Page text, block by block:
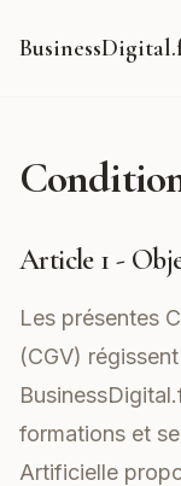
Article 1 -
Les présentes
(CGV)
formations et
Artificielle